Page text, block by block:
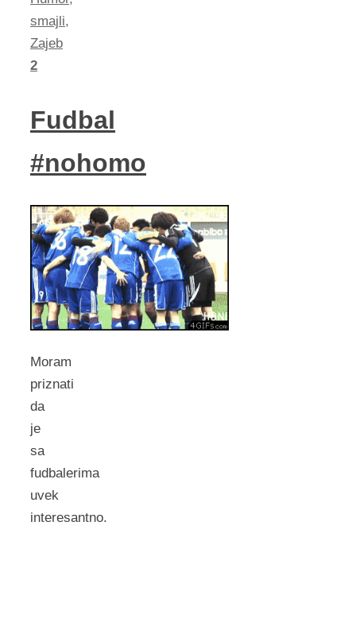
smajli,
Zajeb
2
Fudbal
#nohomo
Moram
priznati
da
je
sa
fudbalerima
uvek
interesantno.